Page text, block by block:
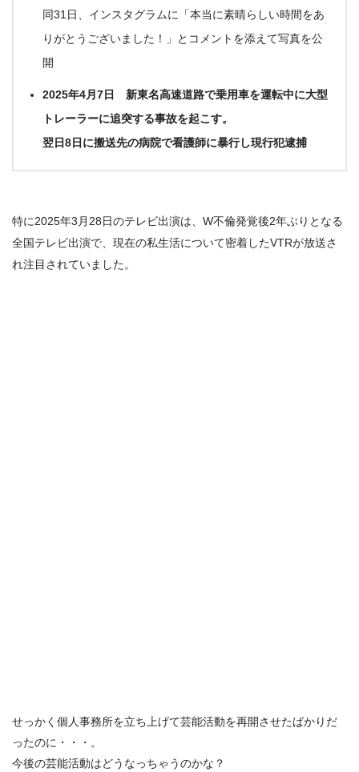
同31日、インスタグラムに「本当に素晴らしい時間をあ
りがとうございました！」とコメントを添えて写真を公
開
2025年4月7日 新東名高速道路で乗用車を運転中に大型
トレーラーに追突する事故を起こす。
翌日8日に搬送先の病院で看護師に暴行し現行犯逮捕
特に2025年3月28日のテレビ出演は、W不倫発覚後2年ぶりとなる
全国テレビ出演で、現在の私生活について密着したVTRが放送さ
れ注目されていました。
せっかく個人事務所を立ち上げて芸能活動を再開させたばかりだ
ったのに・・・。
今後の芸能活動はどうなっちゃうのかな？